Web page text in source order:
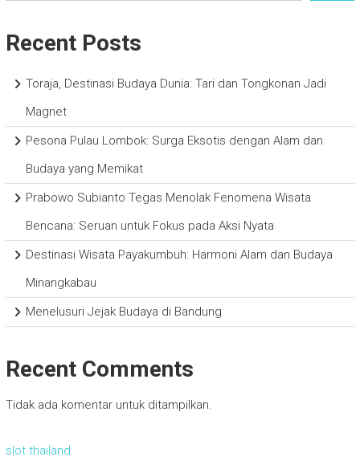
Recent Posts
Toraja, Destinasi Budaya Dunia: Tari dan Tongkonan Jadi
Magnet
Pesona Pulau Lombok: Surga Eksotis dengan Alam dan
Budaya yang Memikat
Prabowo Subianto Tegas Menolak Fenomena Wisata
Bencana: Seruan untuk Fokus pada Aksi Nyata
Destinasi Wisata Payakumbuh: Harmoni Alam dan Budaya
Minangkabau
Menelusuri Jejak Budaya di Bandung
Recent Comments
Tidak ada komentar untuk ditampilkan.
slot thailand